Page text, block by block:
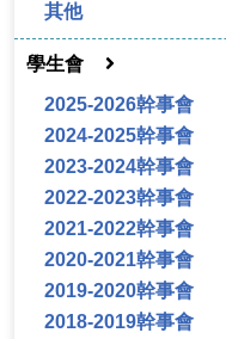
其他
學生會
2025-2026幹事會
2024-2025幹事會
2023-2024幹事會
2022-2023幹事會
2021-2022幹事會
2020-2021幹事會
2019-2020幹事會
2018-2019幹事會